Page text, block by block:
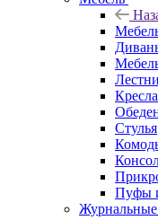
Кресла
Стулья
Пуфы